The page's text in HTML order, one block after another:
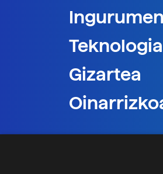
Teknologia
Gizartea